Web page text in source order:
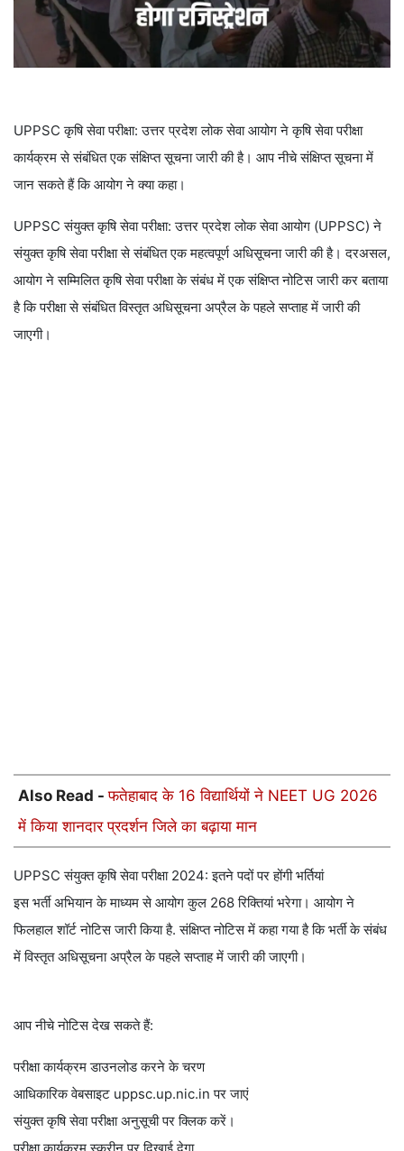
UPPSC कृषि सेवा परीक्षा: उत्तर प्रदेश लोक सेवा आयोग ने कृषि सेवा परीक्षा
कार्यक्रम से संबंधित एक संक्षिप्त सूचना जारी की है। आप नीचे संक्षिप्त सूचना में
जान सकते हैं कि आयोग ने क्या कहा।
UPPSC संयुक्त कृषि सेवा परीक्षा: उत्तर प्रदेश लोक सेवा आयोग (UPPSC) ने
संयुक्त कृषि सेवा परीक्षा से संबंधित एक महत्वपूर्ण अधिसूचना जारी की है। दरअसल,
आयोग ने सम्मिलित कृषि सेवा परीक्षा के संबंध में एक संक्षिप्त नोटिस जारी कर बताया
है कि परीक्षा से संबंधित विस्तृत अधिसूचना अप्रैल के पहले सप्ताह में जारी की
जाएगी।
Also Read -फतेहाबाद के 16 विद्यार्थियों ने NEET UG 2026
में किया शानदार प्रदर्शन जिले का बढ़ाया मान
UPPSC संयुक्त कृषि सेवा परीक्षा 2024: इतने पदों पर होंगी भर्तियां
इस भर्ती अभियान के माध्यम से आयोग कुल 268 रिक्तियां भरेगा। आयोग ने
फिलहाल शॉर्ट नोटिस जारी किया है. संक्षिप्त नोटिस में कहा गया है कि भर्ती के संबंध
में विस्तृत अधिसूचना अप्रैल के पहले सप्ताह में जारी की जाएगी।
आप नीचे नोटिस देख सकते हैं:
परीक्षा कार्यक्रम डाउनलोड करने के चरण
आधिकारिक वेबसाइट uppsc.up.nic.in पर जाएं
संयुक्त कृषि सेवा परीक्षा अनुसूची पर क्लिक करें।